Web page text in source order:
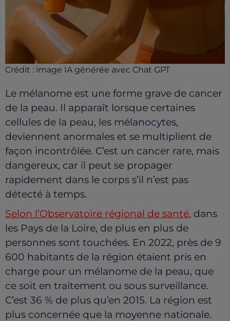
Crédit : image IA générée avec Chat GPT
Le mélanome est une forme grave de cancer
de la peau. Il apparaît lorsque certaines
cellules de la peau, les mélanocytes,
deviennent anormales et se multiplient de
façon incontrôlée. C’est un cancer rare, mais
dangereux, car il peut se propager
rapidement dans le corps s’il n’est pas
détecté à temps.
Selon l’Observatoire régional de santé, dans
les Pays de la Loire, de plus en plus de
personnes sont touchées. En 2022, près de 9
600 habitants de la région étaient pris en
charge pour un mélanome de la peau, que
ce soit en traitement ou sous surveillance.
C’est 36 % de plus qu’en 2015. La région est
plus concernée que la moyenne nationale.